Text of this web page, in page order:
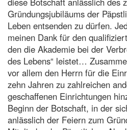
Gründungsjubiläums der
Leben entsenden zu dürfen.
meinen Dank für den
den die Akademie bei der
des Lebens“ leistet…
vor allem den Herrn für die
zehn Jahren zu zahlreichen
geschaffenen Einrichtungen
Beginn der Botschaft, in der
anlässlich der Feiern zum